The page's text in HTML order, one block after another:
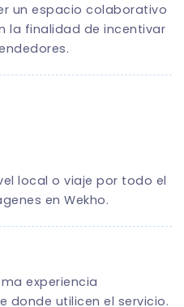
un espacio colaborativo
la finalidad de incentivar
local o viaje por todo el
en Wekho.
experiencia
donde utilicen el servicio.